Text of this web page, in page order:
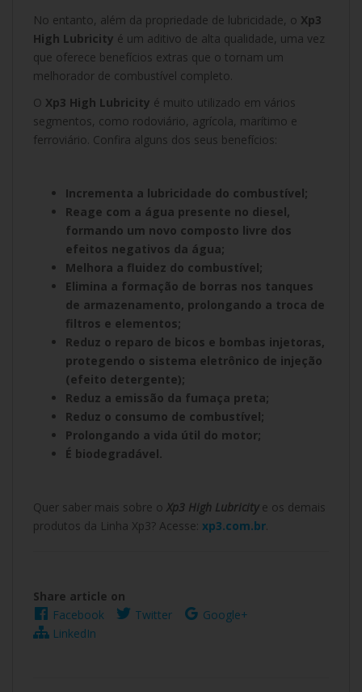
No entanto, além da propriedade de lubricidade, o Xp3
High Lubricity é um aditivo de alta qualidade, uma vez
que oferece benefícios extras que o tornam um
melhorador de combustível completo.
O Xp3 High Lubricity é muito utilizado em vários
segmentos, como rodoviário, agrícola, marítimo e
ferroviário. Confira alguns dos seus benefícios:
Incrementa a lubricidade do combustível;
Reage com a água presente no diesel,
formando um novo composto livre dos
efeitos negativos da água;
Melhora a fluidez do combustível;
Elimina a formação de borras nos tanques
de armazenamento, prolongando a troca de
filtros e elementos;
Reduz o reparo de bicos e bombas injetoras,
protegendo o sistema eletrônico de injeção
(efeito detergente);
Reduz a emissão da fumaça preta;
Reduz o consumo de combustível;
Prolongando a vida útil do motor;
É biodegradável.
Quer saber mais sobre o Xp3 High Lubricitye os demais
produtos da Linha Xp3? Acesse: xp3.com.br
Share article on
Facebook
Twitter
Google+
LinkedIn